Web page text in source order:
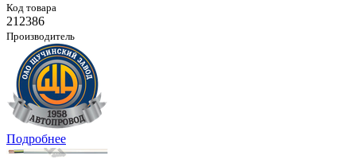
Код товара
212386
Производитель
Подробнее